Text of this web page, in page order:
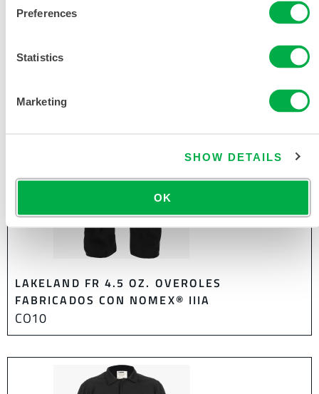
Preferences
Statistics
Marketing
SHOW DETAILS
OK
LAKELAND FR 4.5 OZ. OVEROLES
FABRICADOS CON NOMEX® IIIA
CO10